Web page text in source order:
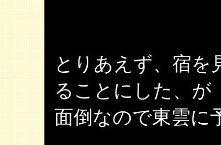
とりあえず、宿を
ることにした、が
面倒なので東雲に